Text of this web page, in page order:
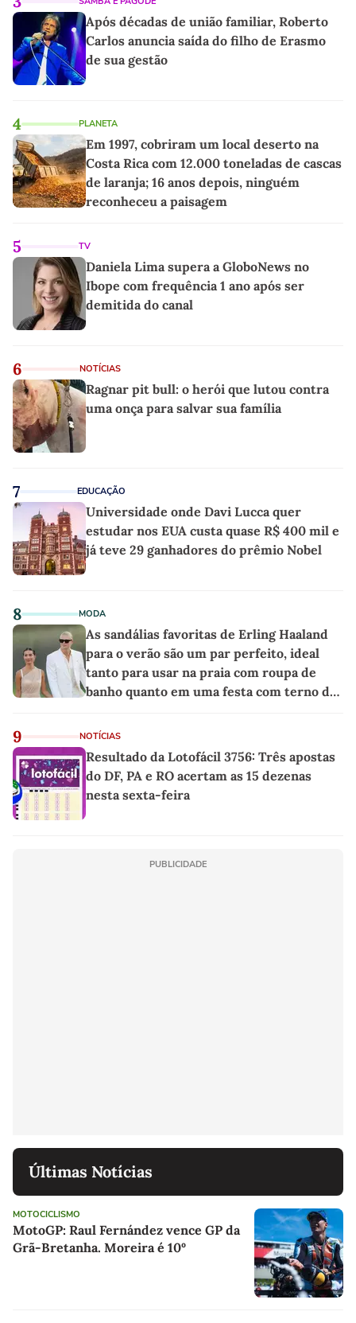
Após décadas de união familiar, Roberto
Carlos anuncia saída do filho de Erasmo
de sua gestão
4 PLANETA
Em 1997, cobriram um local deserto na
Costa Rica com 12.000 toneladas de cascas
de laranja; 16 anos depois, ninguém
reconheceu a paisagem
5 TV
Daniela Lima supera a GloboNews no
Ibope com frequência 1 ano após ser
demitida do canal
6 NOTÍCIAS
Ragnar pit bull: o herói que lutou contra
uma onça para salvar sua família
7 EDUCAÇÃO
Universidade onde Davi Lucca quer
estudar nos EUA custa quase R$ 400 mil e
já teve 29 ganhadores do prêmio Nobel
8 MODA
As sandálias favoritas de Erling Haaland
para o verão são um par perfeito, ideal
tanto para usar na praia com roupa de
banho quanto em uma festa com terno de
9 NOTÍCIAS
Resultado da Lotofácil 3756: Três apostas
do DF, PA e RO acertam as 15 dezenas
nesta sexta-feira
PUBLICIDADE
Últimas Notícias
MOTOCICLISMO
MotoGP: Raul Fernández vence GP da
Grã-Bretanha. Moreira é 10º